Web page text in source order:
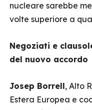
nucleare sarebbe
volte superiore a
Negoziati e
del nuovo accordo
Josep Borrell, Alto
Estera Europea e